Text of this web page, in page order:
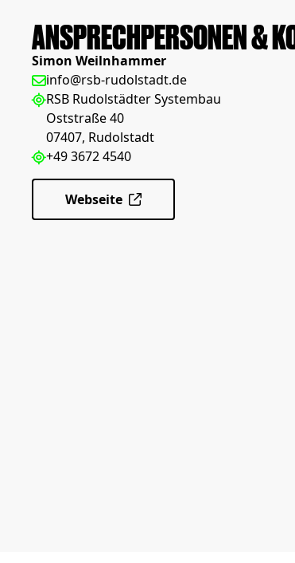
ANSPRECHPERSONEN &
Simon Weilnhammer
info@rsb-rudolstadt.de
RSB Rudolstädter Systembau
Oststraße 40
07407, Rudolstadt
+49 3672 4540
Webseite